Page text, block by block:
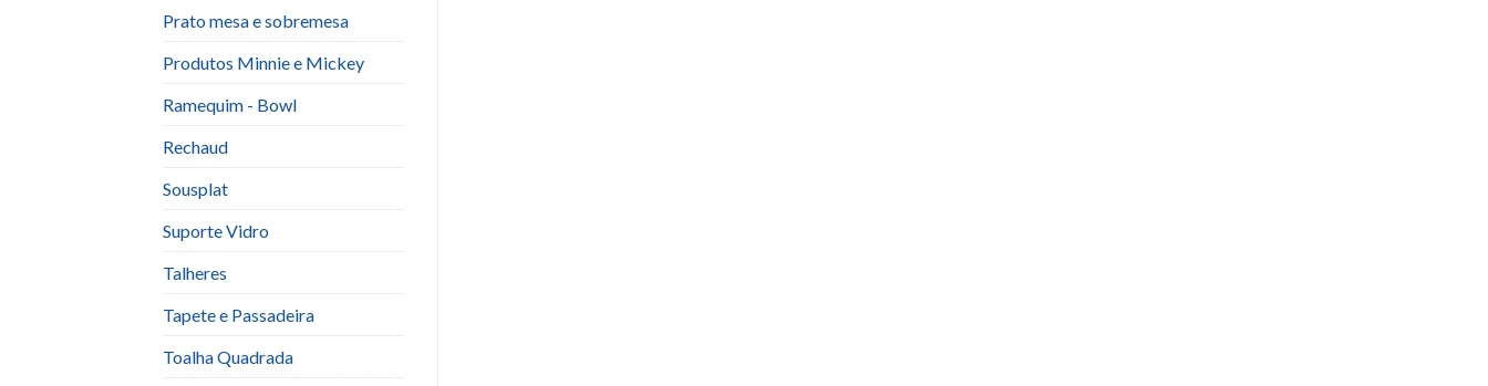
Prato mesa e sobremesa
Produtos Minnie e Mickey
Ramequim - Bowl
Rechaud
Sousplat
Suporte Vidro
Talheres
Tapete e Passadeira
Toalha Quadrada